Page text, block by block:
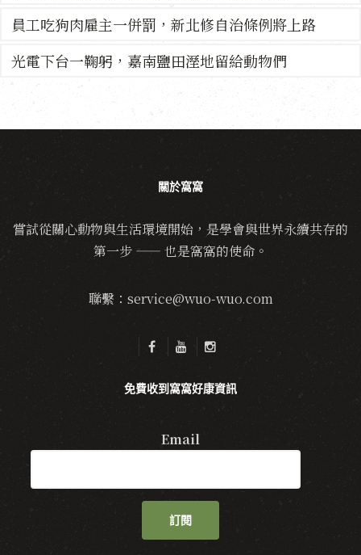
員工吃狗肉雇主一併罰，新北修自治條例將上路
光電下台一鞠躬，嘉南鹽田溼地留給動物們
關於窩窩
嘗試從關心動物與生活環境開始，是學會與世界永續共存的
第一步 —— 也是窩窩的使命。
聯繫：service@wuo-wuo.com
免費收到窩窩好康資訊
Email
訂閱